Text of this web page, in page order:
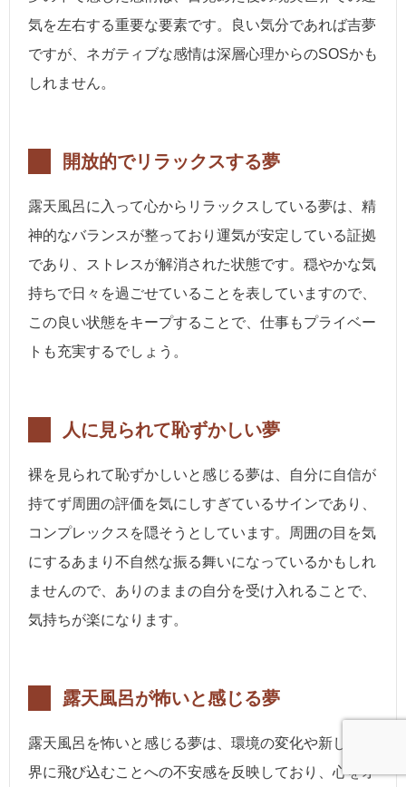
気を左右する重要な要素です。良い気分であれば吉夢
ですが、ネガティブな感情は深層心理からのSOSかも
しれません。
開放的でリラックスする夢
露天風呂に入って心からリラックスしている夢は、精
神的なバランスが整っており運気が安定している証拠
であり、ストレスが解消された状態です。穏やかな気
持ちで日々を過ごせていることを表していますので、
この良い状態をキープすることで、仕事もプライベー
トも充実するでしょう。
人に見られて恥ずかしい夢
裸を見られて恥ずかしいと感じる夢は、自分に自信が
持てず周囲の評価を気にしすぎているサインであり、
コンプレックスを隠そうとしています。周囲の目を気
にするあまり不自然な振る舞いになっているかもしれ
ませんので、ありのままの自分を受け入れることで、
気持ちが楽になります。
露天風呂が怖いと感じる夢
露天風呂を怖いと感じる夢は、環境の変化や新しい世
界に飛び込むことへの不安感を反映しており、心をオ